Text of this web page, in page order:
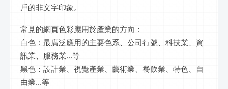
戶的非文字印象。
常見的網頁色彩應用於產業的方向：
白色：最廣泛應用的主要色系、公司行號、科技業、資
訊業、服務業...等
黑色：設計業、視覺產業、藝術業、餐飲業、特色、自
由業...等